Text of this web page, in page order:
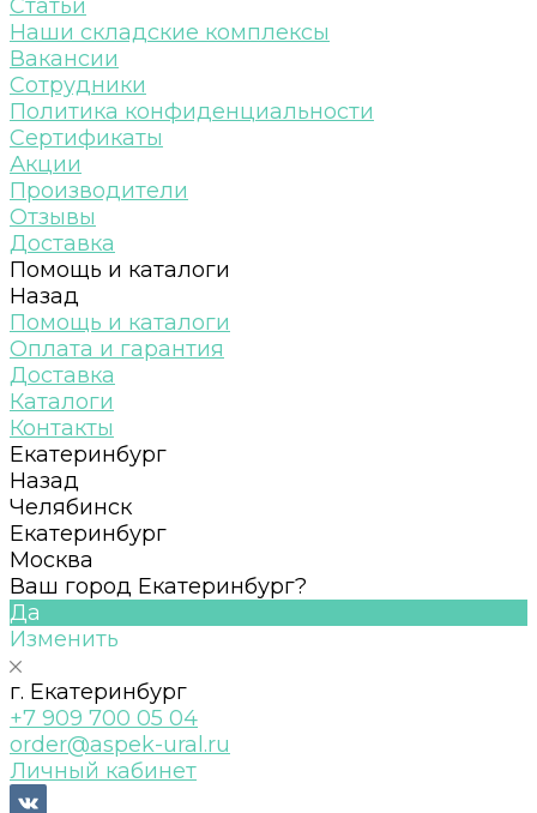
Статьи
Наши складские комплексы
Вакансии
Сотрудники
Политика конфиденциальности
Сертификаты
Акции
Производители
Отзывы
Доставка
Помощь и каталоги
Назад
Помощь и каталоги
Оплата и гарантия
Доставка
Каталоги
Контакты
Екатеринбург
Назад
Челябинск
Екатеринбург
Москва
Ваш город Екатеринбург?
Да
Изменить
г. Екатеринбург
+7 909 700 05 04
order@aspek-ural.ru
Личный кабинет